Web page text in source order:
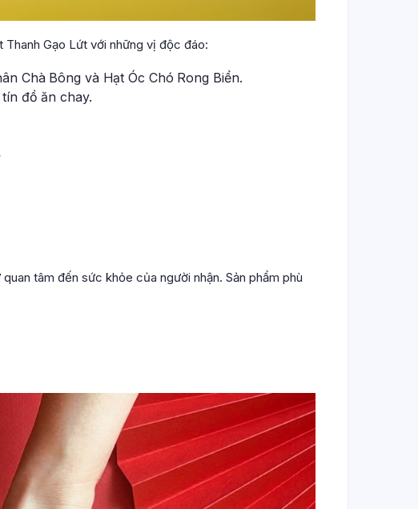
Gạo Lứt với những vị độc đáo:
Chà Bông và Hạt Óc Chó Rong Biển.
đồ ăn chay.
tâm đến sức khỏe của người nhận. Sản phẩm phù